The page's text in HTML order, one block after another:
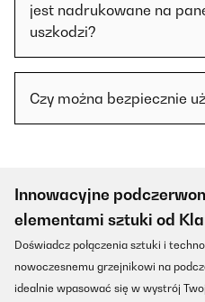
jest nadrukowane na
uszkodzi?
Czy można bezpiecznie
Innowacyjne
elementami sztuki od
Doświadcz połączenia sztuki i
nowoczesnemu grzejnikowi na
idealnie wpasować się w wystrój